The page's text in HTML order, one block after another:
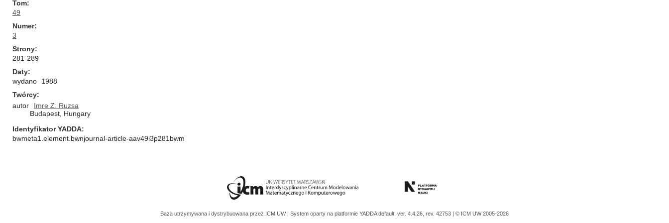
Tom
49
Numer
3
Strony
281-289
Daty
wydano
1988
Twórcy
autor
Imre Z. Ruzsa
Budapest, Hungary
Identyfikator YADDA
bwmeta1.element.bwnjournal-article-aav49i3p281bwm
Baza utrzymywana i dystrybuowana przez ICM UW | System oparty na platformie YADDAdefault, ver. 4.4.26, rev. 42753 | © ICM UW 2005-2026